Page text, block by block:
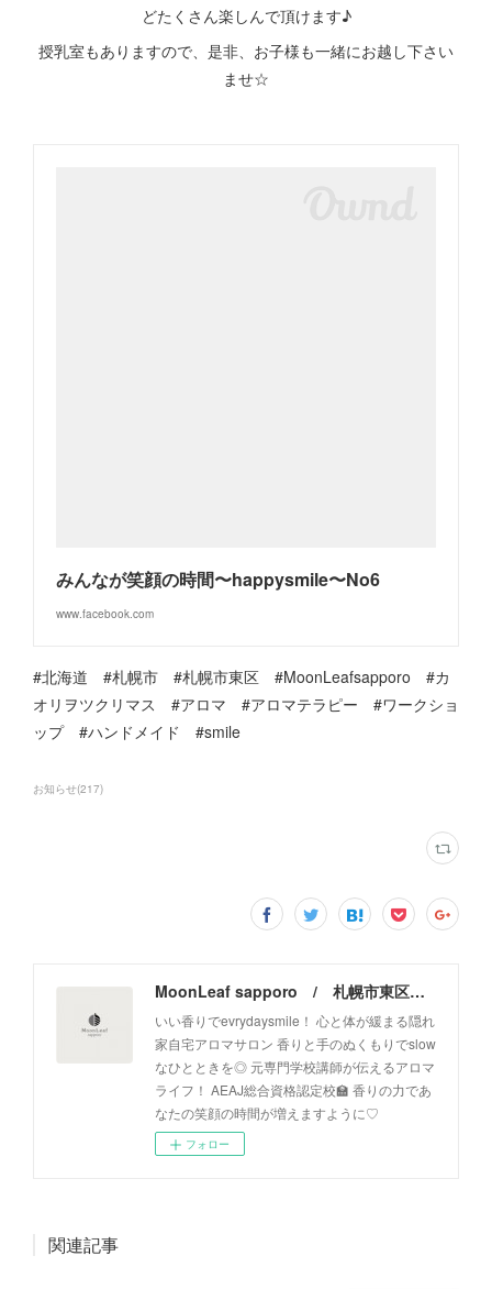
どたくさん楽しんで頂けます♪
授乳室もありますので、是非、お子様も一緒にお越し下さい
ませ☆
みんなが笑顔の時間〜happysmile〜No6
www.facebook.com
#北海道 #札幌市 #札幌市東区 #MoonLeafsapporo #カ
オリヲツクリマス #アロマ #アロマテラピー #ワークショ
ップ #ハンドメイド #smile
お知らせ(217)
MoonLeaf sapporo / 札幌市東区の100種類以上の香りが楽しめるアロマスクール＆トリートメントサロン
いい香りでevrydaysmile！ 心と体が緩まる隠れ
家自宅アロマサロン 香りと手のぬくもりでslow
なひとときを◎ 元専門学校講師が伝えるアロマ
ライフ！ AEAJ総合資格認定校🏫 香りの力であ
なたの笑顔の時間が増えますように♡
フォロー
関連記事